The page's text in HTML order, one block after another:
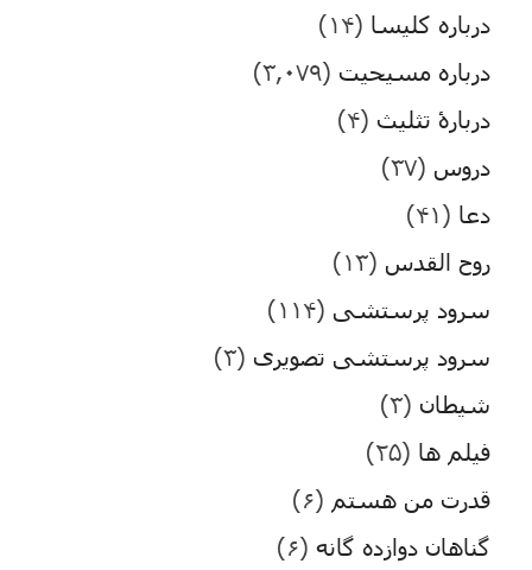
درباره کلیسا (۱۴)
درباره مسیحیت (۳,۰۷۹)
دربارۀ تثلیث (۴)
دروس (۳۷)
دعا (۴۱)
روح القدس (۱۳)
سرود پرستشی (۱۱۴)
سرود پرستشی تصویری (۳)
شیطان (۳)
فیلم ها (۲۵)
قدرت من هستم (۶)
گناهان دوازده گانه (۶)